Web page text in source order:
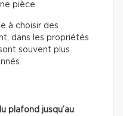
pièce.
à choisir des
dans les propriétés
souvent plus
plafond jusqu’au